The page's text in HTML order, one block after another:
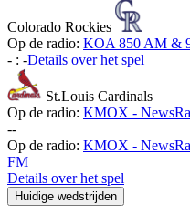
Colorado Rockies
Op de radio: KOA 850 AM &
- : -Details over het spel
St.Louis Cardinals
Op de radio: KMOX -
--
Op de radio: KMOX -
FM
Details over het spel
Huidige wedstrijden